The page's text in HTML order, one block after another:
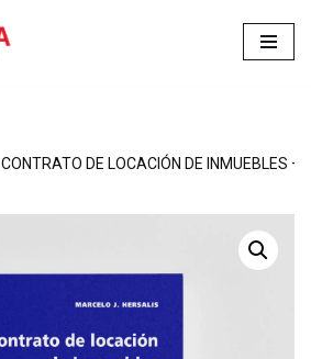
CONTRATO DE LOCACIÓN DE INMUEBLES –